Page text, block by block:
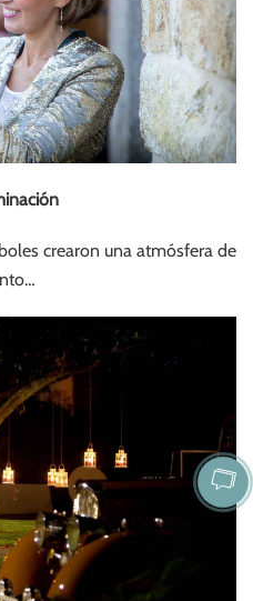
crearon una atmósfera de